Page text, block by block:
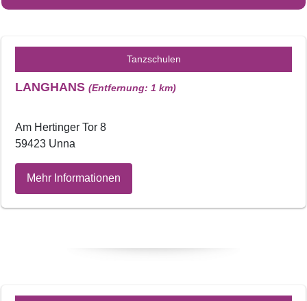
Tanzschulen
LANGHANS (Entfernung: 1 km)
Am Hertinger Tor 8
59423 Unna
Mehr Informationen